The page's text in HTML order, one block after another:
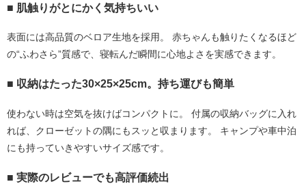
■ 肌触りがとにかく気持ちいい
表面には高品質のベロア生地を採用。 赤ちゃんも触りたくなるほど
の“ふわさら”質感で、寝転んだ瞬間に心地よさを実感できます。
■ 収納はたった30×25×25cm。持ち運びも簡単
使わない時は空気を抜けばコンパクトに。 付属の収納バッグに入れ
れば、クローゼットの隅にもスッと収まります。 キャンプや車中泊
にも持っていきやすいサイズ感です。
■ 実際のレビューでも高評価続出